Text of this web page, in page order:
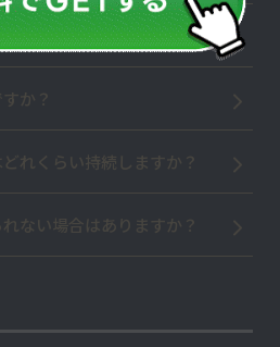
にも効果がありますか？
か？
れくらい持続しますか？
ない場合はありますか？